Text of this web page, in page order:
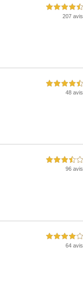
4,5 étoiles sur 5
207 avis
4,5 étoiles sur 5
48 avis
3,5 étoiles sur 5
96 avis
4,0 étoiles sur 5
64 avis